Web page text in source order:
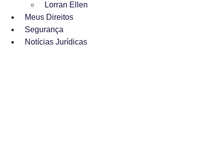
Lorran Ellen
Meus Direitos
Segurança
Notícias Jurídicas